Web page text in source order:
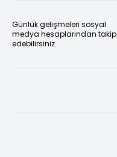
Günlük gelişmeleri sosyal
medya hesaplarından takip
edebilirsiniz.